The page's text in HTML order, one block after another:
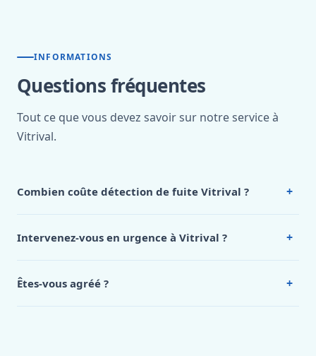
INFORMATIONS
Questions fréquentes
Tout ce que vous devez savoir sur notre service à
Vitrival.
Combien coûte détection de fuite Vitrival ? +
appelez le 0472 53 24 26.
Intervenez-vous en urgence à Vitrival ? +
Êtes-vous agréé ? +